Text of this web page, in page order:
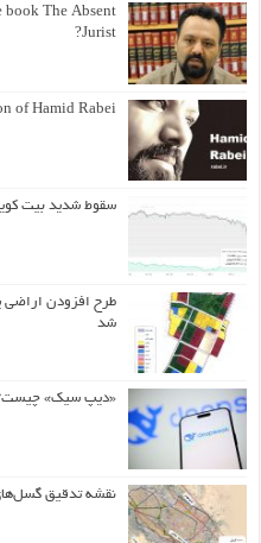
book The Absent
Jurist?
of Hamid Rabei
سقوط شدید بیت کوین ؛ افت ۱۵ درصدی
طرح افزودن اراضی
شد
«دیپ سیک»
نقشه تدقیق